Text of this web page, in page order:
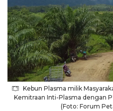
Kebun Plasma milik
Kemitraan Inti-Plasma dengan
(Foto: Forum